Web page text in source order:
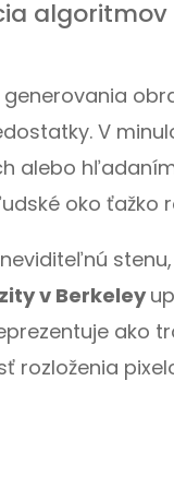
V
alebo
oko
v Berkeley
ako
rozloženia